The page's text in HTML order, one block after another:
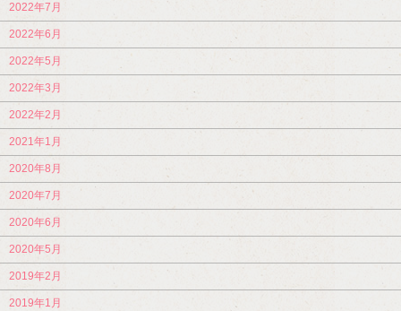
2022年7月
2022年6月
2022年5月
2022年3月
2022年2月
2021年1月
2020年8月
2020年7月
2020年6月
2020年5月
2019年2月
2019年1月